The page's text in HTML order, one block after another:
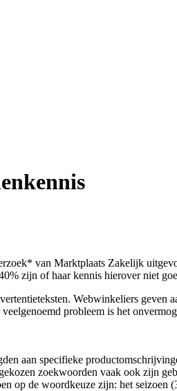
van Marktplaats Zakelijk
zijn of haar kennis hierover niet
Webwinkeliers
probleem is het
aan specifieke
zoekwoorden vaak ook zijn
op de woordkeuze zijn: het seizoen